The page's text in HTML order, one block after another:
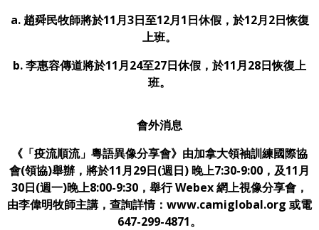
a. 趙舜民牧師將於11月3日至12月1日休假，於12月2日恢復
上班。
b. 李惠容傳道將於11月24至27日休假，於11月28日恢復上
班。
會外消息
《「疫流順流」粵語異像分享會》由加拿大領袖訓練國際協
會(領協)舉辦，將於11月29日(週日) 晚上7:30-9:00，及11月
30日(週一)晚上8:00-9:30，舉行 Webex 網上視像分享會，
由李偉明牧師主講，查詢詳情：www.camiglobal.org 或電
647-299-4871。